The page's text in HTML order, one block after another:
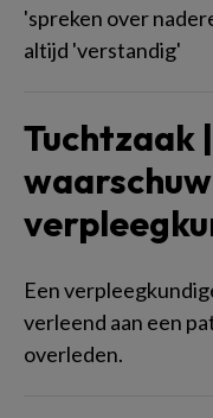
'spreken over
altijd 'verstandig'
Tuchtzaak
Een
verleend aan een
overleden.